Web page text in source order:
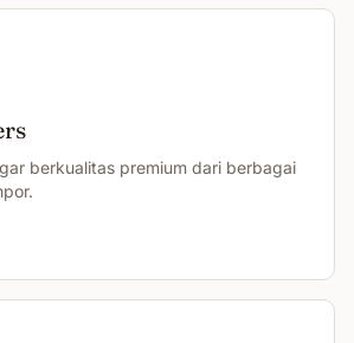
berkualitas premium dari berbagai